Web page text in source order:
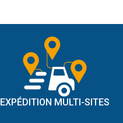
EXPÉDITION MULTI-SITES